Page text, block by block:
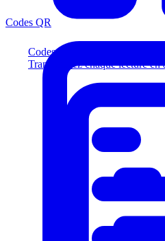
Codes QR
Transformez chaque lecture en
Codes QR